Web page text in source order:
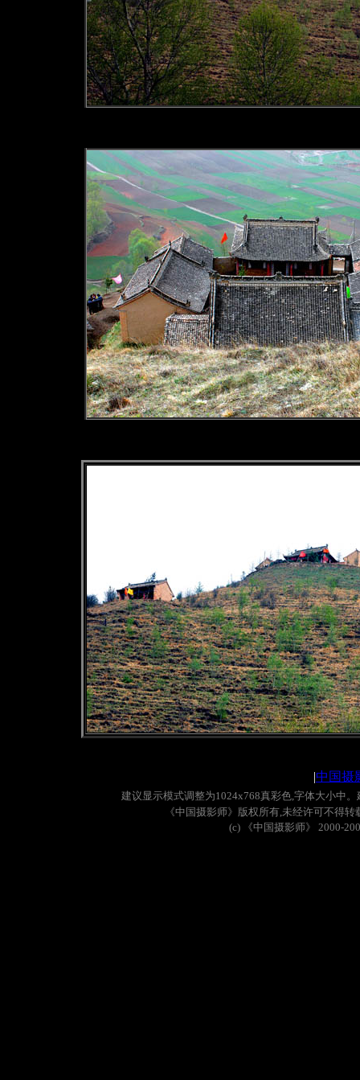
|中国摄
建议显示模式调整为1024x768真彩色,字体大小中。
《中国摄影师》版权所有,未经许可不得转
(c)
《中国摄影师》 2000-200